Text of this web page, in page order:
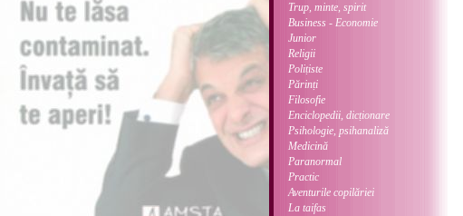
Trup, minte, spirit
Business - Economie
Junior
Religii
Polițiste
Părinți
Filosofie
Enciclopedii, dicționare
Psihologie, psihanaliză
Medicină
Paranormal
Practic
Aventurile copilăriei
La taifas